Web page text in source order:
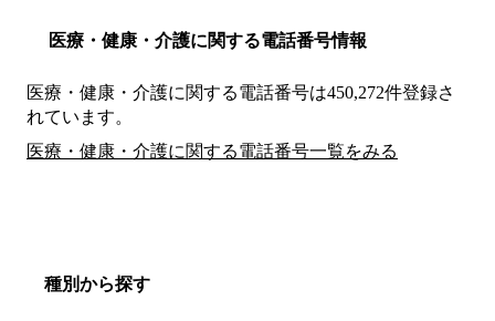
医療・健康・介護に関する電話番号情報
医療・健康・介護に関する電話番号は450,272件登録さ
れています。
医療・健康・介護に関する電話番号一覧をみる
種別から探す